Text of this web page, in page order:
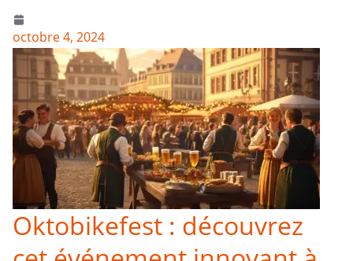
octobre 4, 2024
Oktobikefest : découvrez